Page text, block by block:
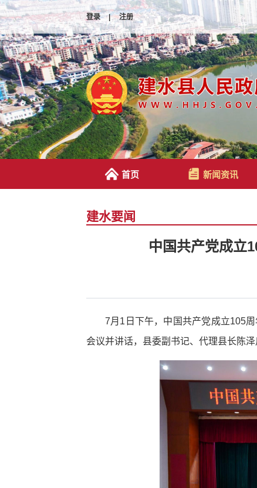
登录 | 注册
首页 新闻资讯
建水要闻
中国共产党成立
7月1日下午，中国共产党成立105
会议并讲话，县委副书记、代理县长陈泽